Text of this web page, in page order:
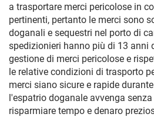
a trasportare merci pericolose in
pertinenti, pertanto le merci sono
doganali e sequestri nel porto di
spedizionieri hanno più di 13 anni
gestione di merci pericolose e
le relative condizioni di trasporto
merci siano sicure e rapide
l'espatrio doganale avvenga
risparmiare tempo e denaro